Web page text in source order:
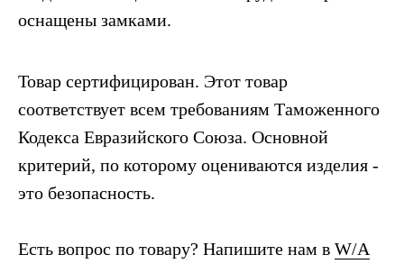
оснащены замками.
Товар сертифицирован. Этот товар
соответствует всем требованиям Таможенного
Кодекса Евразийского Союза. Основной
критерий, по которому оцениваются изделия -
это безопасность.
Есть вопрос по товару? Напишите нам в W/A